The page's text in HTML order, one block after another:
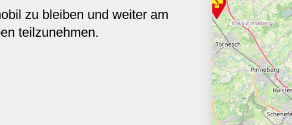
zu bleiben und weiter am
teilzunehmen.